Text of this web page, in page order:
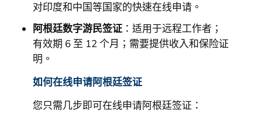
对印度和中国等国家的快速在线申请。
阿根廷数字游民签证 ：适用于远程工作者；
有效期 6 至 12 个月；需要提供收入和保险证
明。
如何在线申请阿根廷签证
您只需几步即可在线申请阿根廷签证：